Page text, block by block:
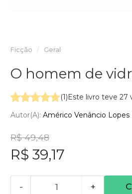
Ficção Geral
O homem de
(1)Este livro teve 27
Autor(a): Américo Venâncio Lopes
R$ 49,48
R$ 39,17
- +